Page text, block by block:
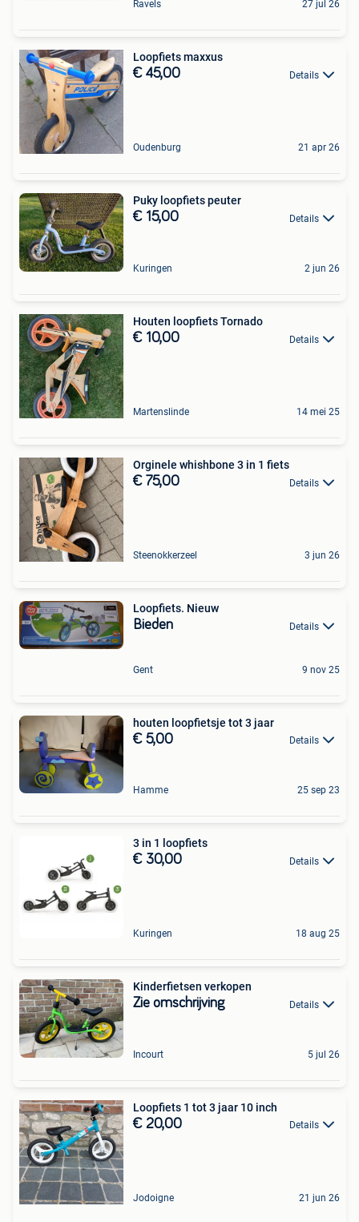
Ravels 27 jul 26
Loopfiets maxxus
€ 45,00 Details
Oudenburg 21 apr 26
Puky loopfiets peuter
€ 15,00 Details
Kuringen 2 jun 26
Houten loopfiets Tornado
€ 10,00 Details
Martenslinde 14 mei 25
Orginele whishbone 3 in 1 fiets
€ 75,00 Details
Steenokkerzeel 3 jun 26
Loopfiets. Nieuw
Bieden Details
Gent 9 nov 25
houten loopfietsje tot 3 jaar
€ 5,00 Details
Hamme 25 sep 23
3 in 1 loopfiets
€ 30,00 Details
Kuringen 18 aug 25
Kinderfietsen verkopen
Zie omschrijving Details
Incourt 5 jul 26
Loopfiets 1 tot 3 jaar 10 inch
€ 20,00 Details
Jodoigne 21 jun 26